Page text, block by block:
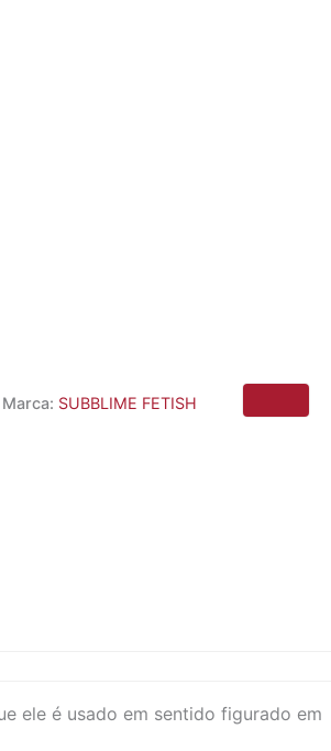
Marca: SUBBLIME FETISH
ele é usado em sentido figurado em